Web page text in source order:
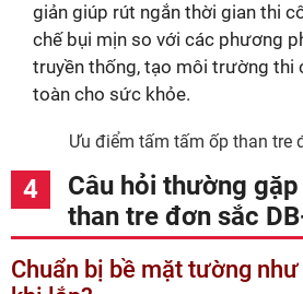
giản giúp rút ngắn thời gian thi
chế bụi mịn so với các phương
truyền thống, tạo môi trường thi
toàn cho sức khỏe.
Ưu điểm tấm tấm ốp than tre
Câu hỏi thường
than tre đơn sắc
Chuẩn bị bề mặt tường